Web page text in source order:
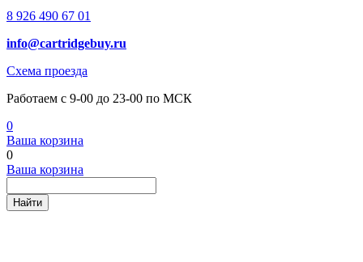
8 926 490 67 01
info@cartridgebuy.ru
Схема проезда
Работаем с 9-00 до 23-00 по МСК
0
Ваша корзина
0
Ваша корзина
Найти